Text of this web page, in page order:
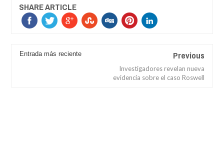
SHARE ARTICLE
Entrada más reciente Previous
Investigadores revelan nueva
evidencia sobre el caso Roswell